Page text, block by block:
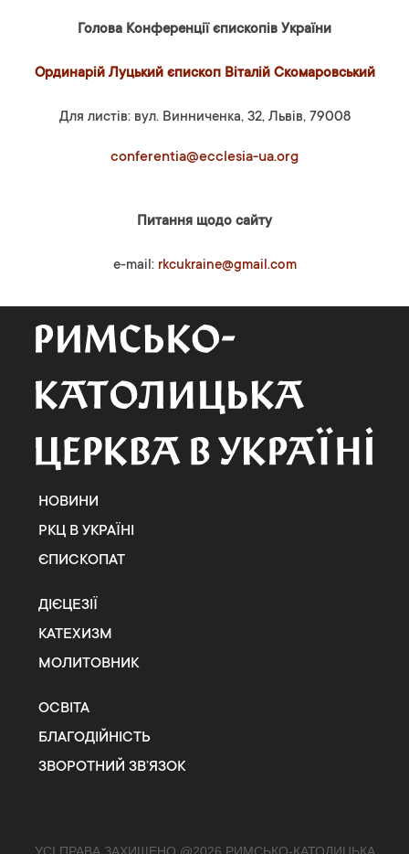
Голова Конференції єпископів України
Ординарій Луцький єпископ Віталій Скомаровський
Для листів: вул. Винниченка, 32, Львів, 79008
conferentia@ecclesia-ua.org
Питання щодо сайту
e-mail: rkcukraine@gmail.com
НОВИНИ
РКЦ В УКРАЇНІ
ЄПИСКОПАТ
ДІЄЦЕЗІЇ
КАТЕХИЗМ
МОЛИТОВНИК
ОСВІТА
БЛАГОДІЙНІСТЬ
ЗВОРОТНИЙ ЗВ’ЯЗОК